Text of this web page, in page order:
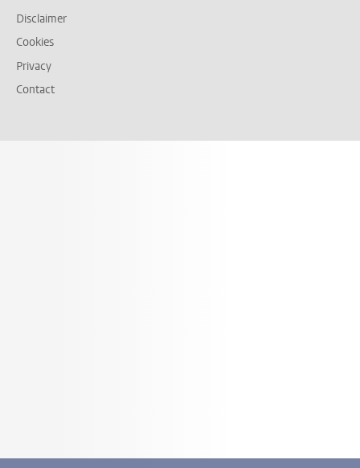
Disclaimer
Cookies
Privacy
Contact